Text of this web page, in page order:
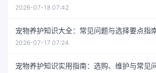
2026-07-18 07:42
宠物养护知识大全：常见问题与选择要点指
2026-07-17 07:24
宠物养护知识实用指南：选购、维护与常见